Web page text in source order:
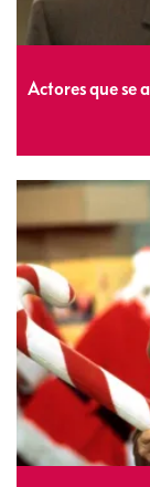
Actores que se